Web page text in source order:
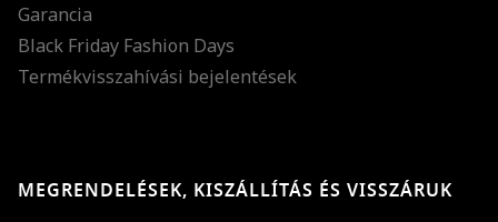
Garancia
Black Friday Fashion Days
Termékvisszahívási bejelentések
MEGRENDELÉSEK, KISZÁLLÍTÁS ÉS VISSZÁRUK